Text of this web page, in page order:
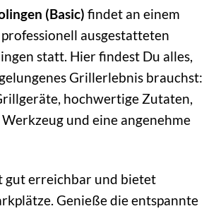
(Basic) findet an einem
ausgestatteten
statt. Hier findest Du alles,
Grillerlebnis brauchst:
hochwertige Zutaten,
und eine angenehme
gut erreichbar und bietet
Genieße die entspannte